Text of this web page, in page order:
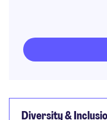
Diversity &